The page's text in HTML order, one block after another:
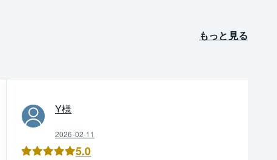
もっと見る
Y様
2026-02-11
5.0